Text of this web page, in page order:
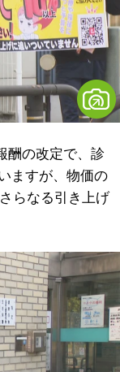
酬の改定で、診
ますが、物価の
らなる引き上げ